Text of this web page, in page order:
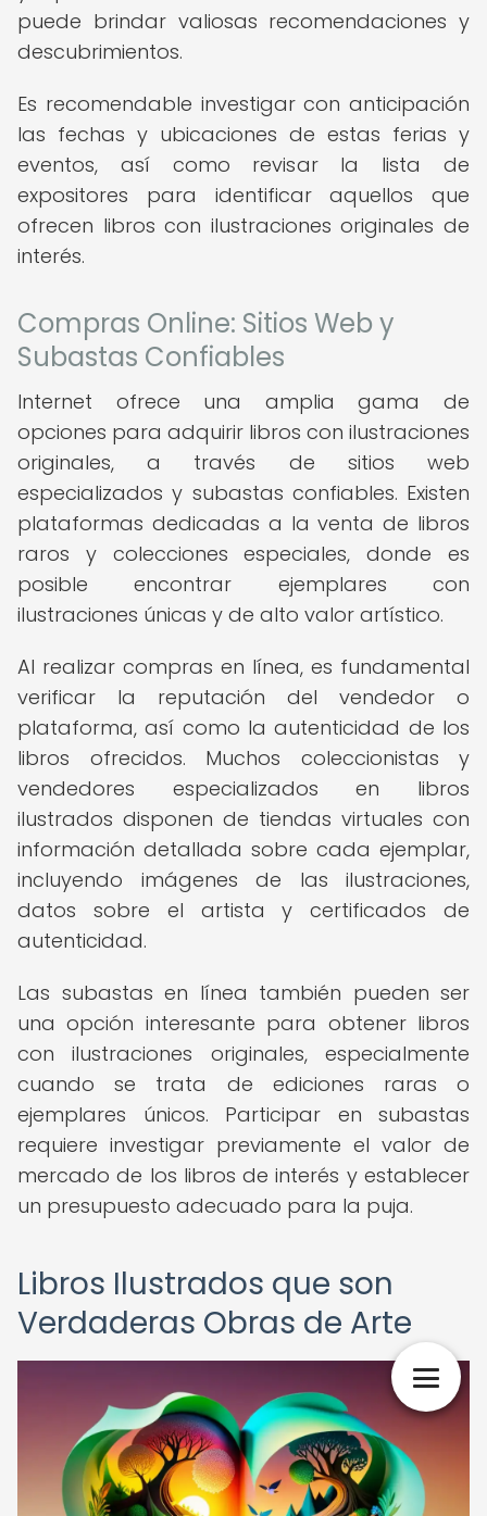
puede brindar valiosas recomendaciones y
descubrimientos.
Es recomendable investigar con anticipación
las fechas y ubicaciones de estas ferias y
eventos, así como revisar la lista de
expositores para identificar aquellos que
ofrecen libros con ilustraciones originales de
interés.
Compras Online: Sitios Web y
Subastas Confiables
Internet ofrece una amplia gama de
opciones para adquirir libros con ilustraciones
originales, a través de sitios web
especializados y subastas confiables. Existen
plataformas dedicadas a la venta de libros
raros y colecciones especiales, donde es
posible encontrar ejemplares con
ilustraciones únicas y de alto valor artístico.
Al realizar compras en línea, es fundamental
verificar la reputación del vendedor o
plataforma, así como la autenticidad de los
libros ofrecidos. Muchos coleccionistas y
vendedores especializados en libros
ilustrados disponen de tiendas virtuales con
información detallada sobre cada ejemplar,
incluyendo imágenes de las ilustraciones,
datos sobre el artista y certificados de
autenticidad.
Las subastas en línea también pueden ser
una opción interesante para obtener libros
con ilustraciones originales, especialmente
cuando se trata de ediciones raras o
ejemplares únicos. Participar en subastas
requiere investigar previamente el valor de
mercado de los libros de interés y establecer
un presupuesto adecuado para la puja.
Libros Ilustrados que son
Verdaderas Obras de Arte